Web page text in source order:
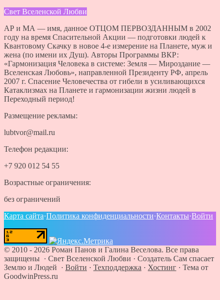
Свет Вселенской Любви
АР и МА — имя, данное ОТЦОМ ПЕРВОЗДАННЫМ в 2002
году на время Спасительной Акции — подготовки людей к
Квантовому Скачку в новое 4-е измерение на Планете, муж и
жена (по имени их Душ). Авторы Программы ВКР:
«Гармонизация Человека в системе: Земля — Мироздание —
Вселенская Любовь», направленной Президенту РФ, апрель
2007 г. Спасение Человечества от гибели в усиливающихся
Катаклизмах на Планете и гармонизации жизни людей в
Переходный период!
Размещение рекламы:
lubtvor@mail.ru
Телефон редакции:
+7 920 012 54 55
Возрастные ограничения:
без ограничений
Карта сайта·Политика конфиденциальности·Контакты·Войти
© 2010 - 2026 Роман Панов и Галина Веселова. Все права
защищены · Свет Вселенской Любви · Создатель Сам спасает
Землю и Людей · Войти · Техподдержка · Хостинг · Тема от
GoodwinPress.ru